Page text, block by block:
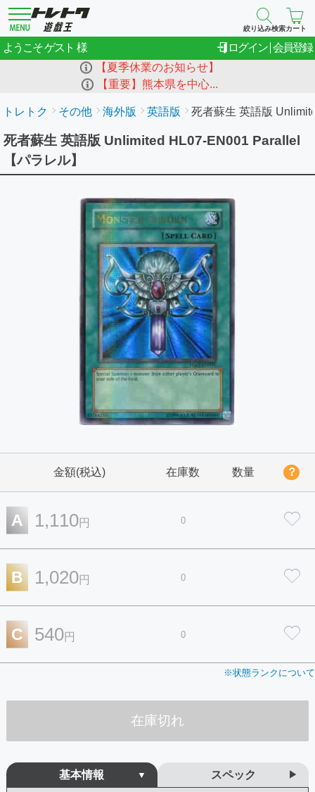
絞り込み検索カート
ようこそゲスト ログイン 会員登録
【夏季休業のお知らせ】
【重要】熊本県を中心...
トレトク その他 海外版 英語版 死者蘇生 英語版
死者蘇生 英語版 Unlimited HL07-EN001 Parallel
【パラレル】
金額(税込) 在庫数 数量 ？
A 1,110円 0
B 1,020円 0
C 540円 0
※状態ランクについて
在庫切れ
基本情報
スペック